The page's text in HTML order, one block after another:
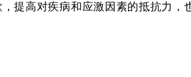
提高对疾病和应激因素的抵抗力，